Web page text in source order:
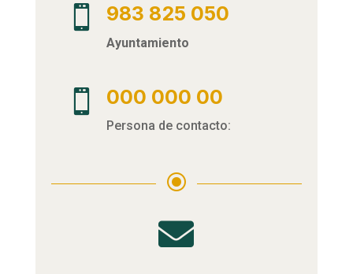
 983 825 050
Ayuntamiento
 000 000 00
Persona de contacto:
\
